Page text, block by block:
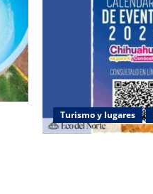
Turismo y lugares